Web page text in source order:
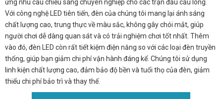
ứng nhu cầu chiếu sáng chuyên nghiệp cho các trận đấu cầu lông.
Với công nghệ LED tiên tiến, đèn của chúng tôi mang lại ánh sáng
chất lượng cao, trung thực về màu sắc, không gây chói mắt, giúp
người chơi dễ dàng quan sát và có trải nghiệm chơi tốt nhất. Thêm
vào đó, đèn LED còn rất tiết kiệm điện năng so với các loại đèn truyền
thống, giúp bạn giảm chi phí vận hành đáng kể. Chúng tôi sử dụng
linh kiện chất lượng cao, đảm bảo độ bền và tuổi thọ của đèn, giảm
thiểu chi phí bảo trì và thay thế.